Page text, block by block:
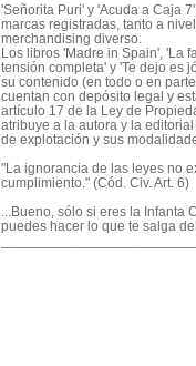
'Señorita Puri' y 'Acuda a Caja
marcas registradas, tanto a
merchandising diverso.
Los libros 'Madre in Spain', 'La
tensión completa' y 'Te dejo es
su contenido (en todo o en
cuentan con depósito legal y
artículo 17 de la Ley de
atribuye a la autora y la
de explotación y sus
"La ignorancia de las leyes no
cumplimiento." (Cód. Civ. Art. 6)
...Bueno, sólo si eres la Infanta
puedes hacer lo que te salga